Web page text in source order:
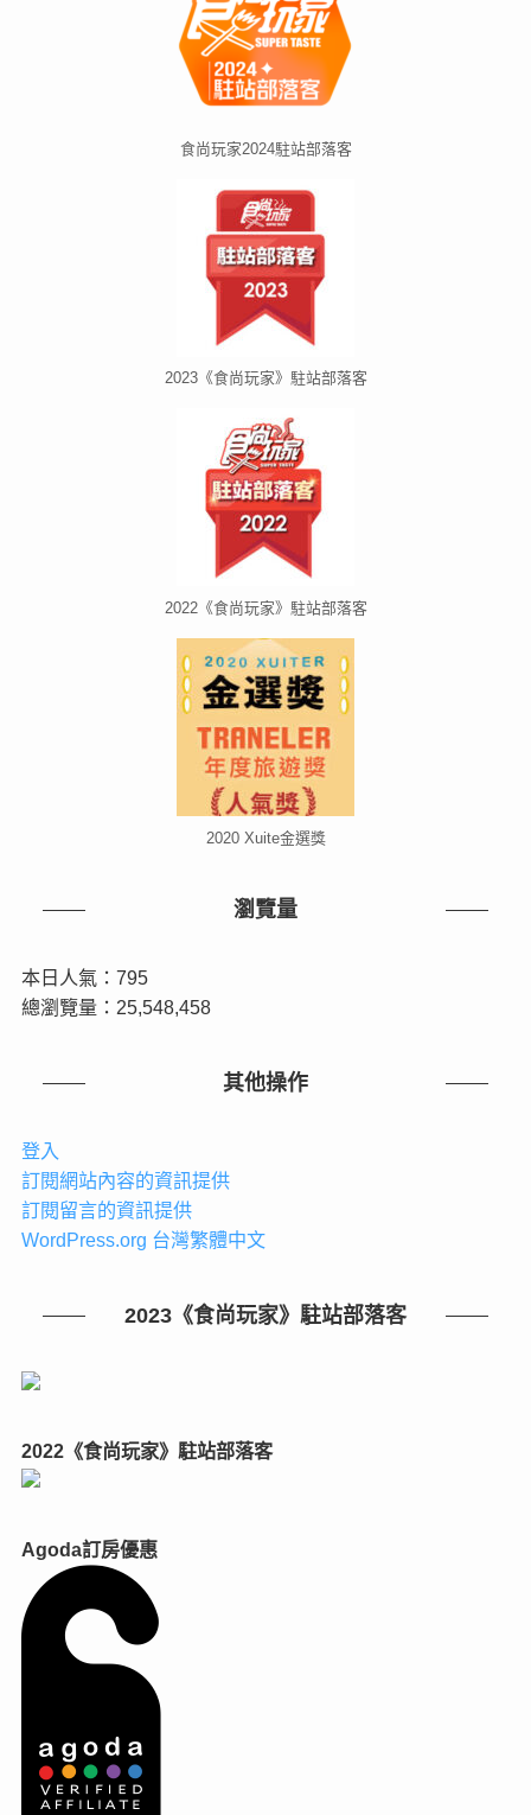
食尚玩家2024駐站部落客
2023《食尚玩家》駐站部落客
2022《食尚玩家》駐站部落客
2020 Xuite金選獎
瀏覽量
本日人氣：795
總瀏覽量：25,548,458
其他操作
登入
訂閱網站內容的資訊提供
訂閱留言的資訊提供
WordPress.org 台灣繁體中文
2023《食尚玩家》駐站部落客
2022《食尚玩家》駐站部落客
Agoda訂房優惠